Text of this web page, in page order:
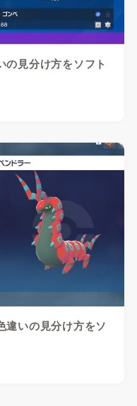
見分け方をソフト
違いの見分け方をソ